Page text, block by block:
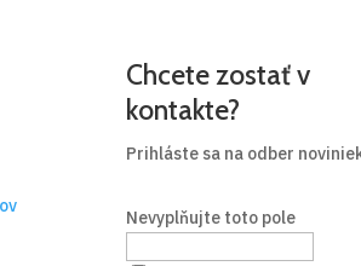
Chcete zostať v
kontakte?
Prihláste sa na odber
Nevyplňujte toto pole